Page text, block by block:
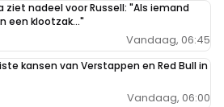
ziet nadeel voor Russell: "Als iemand
een klootzak..."
Vandaag, 06:45
kansen van Verstappen en Red Bull in
Vandaag, 06:00